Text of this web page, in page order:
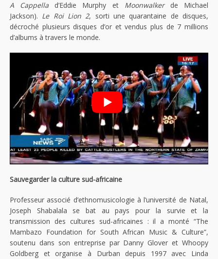
A Cappella d’Eddie Murphy et Moonwalkerde Michael
Jackson). Le Roi Lion 2, sorti une quarantaine de disques,
décroché plusieurs disques d’or et vendus plus de 7 millions
d’albums à travers le monde.
Sauvegarder la culture sud-africaine
Professeur associé d’ethnomusicologie à l’université de Natal,
Joseph Shabalala se bat au pays pour la survie et la
transmission des cultures sud-africaines : il a monté “The
Mambazo Foundation for South African Music & Culture”,
soutenu dans son entreprise par Danny Glover et Whoopy
Goldberg et organise à Durban depuis 1997 avec Linda